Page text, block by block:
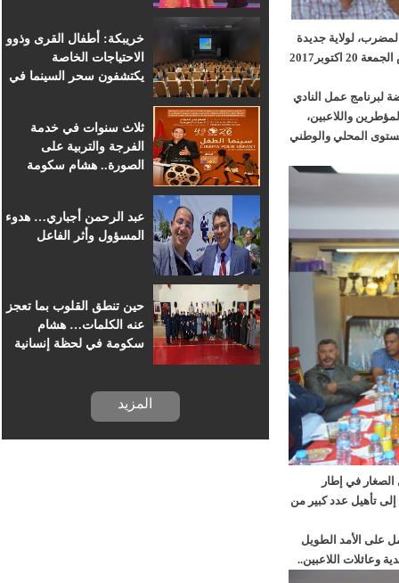
خريبكة: أطفال القرى وذوو
الاحتياجات الخاصة
يكتشفون سحر السينما في
ثلاث سنوات في خدمة
الفرجة والتربية على
الصورة.. هشام سكومة
عبد الرحمن أجباري… هدوء
المسؤول وأثر الفاعل
حين تنطق القلوب بما تعجز
عنه الكلمات… هشام
سكومة في لحظة إنسانية
المزيد
لولاية جديدة
تمتد لأربع سنوات، وذلك خلال الجمع العام الانتخابي الذي انعقد مساء أمس الجمعة 20 اكتوبر2017
لبرنامج عمل النادي
واللاعبين،
المحلي والوطني
في إطار
تأهيل عدد كبير من
على الأمد الطويل
وعائلات اللاعبين..